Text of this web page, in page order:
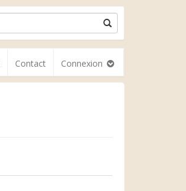
Contact Connexion